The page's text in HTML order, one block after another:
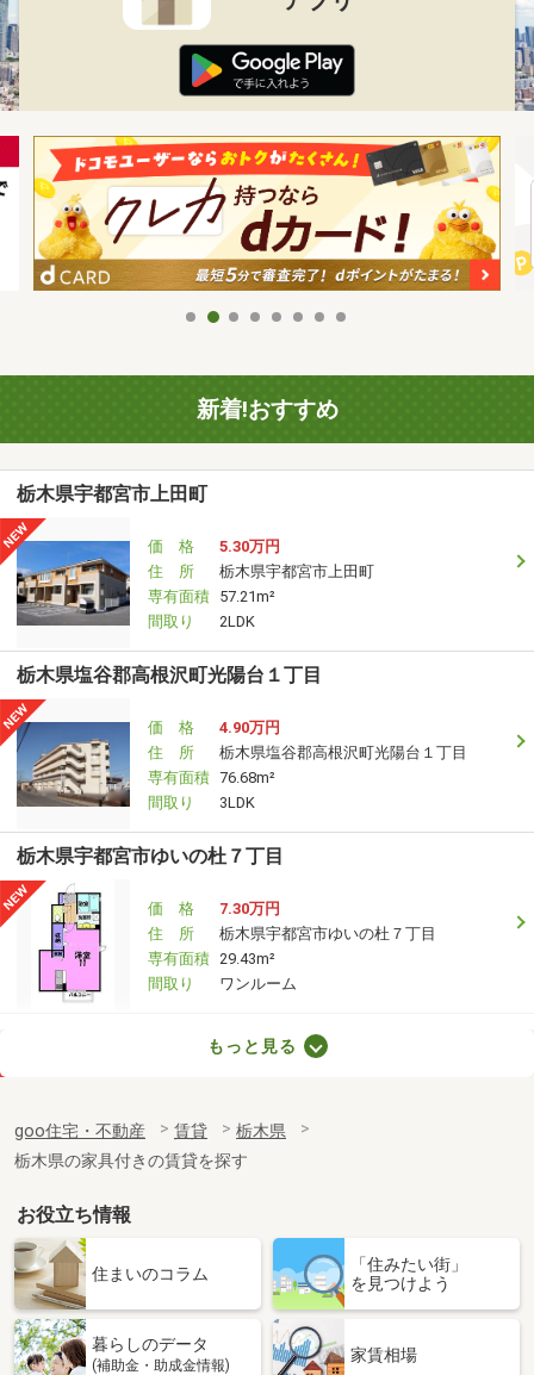
新着!おすすめ
栃木県宇都宮市上田町
価 格
5.30万円
住 所
栃木県宇都宮市上田町
専有面積 57.21m²
間取り
2LDK
栃木県塩谷郡高根沢町光陽台１丁目
価 格
4.90万円
住 所
栃木県塩谷郡高根沢町光陽台１丁目
専有面積 76.68m²
間取り
3LDK
栃木県宇都宮市ゆいの杜７丁目
価 格
7.30万円
住 所
栃木県宇都宮市ゆいの杜７丁目
専有面積 29.43m²
間取り
ワンルーム
専有面積
20.28m²
間取り
1K
栃木県足利市助戸１
価 格
3.40万円
栃木県足利市助戸１
専有面積 23.18m²
間取り
もっと見る
goo住宅・不動産 賃貸
栃木県
栃木県の家具付きの賃貸を探す
お役立ち情報
住まいのコラム
「住みたい街」
を見つけよう
暮らしのデータ
(補助金・助成金情報)
家賃相場